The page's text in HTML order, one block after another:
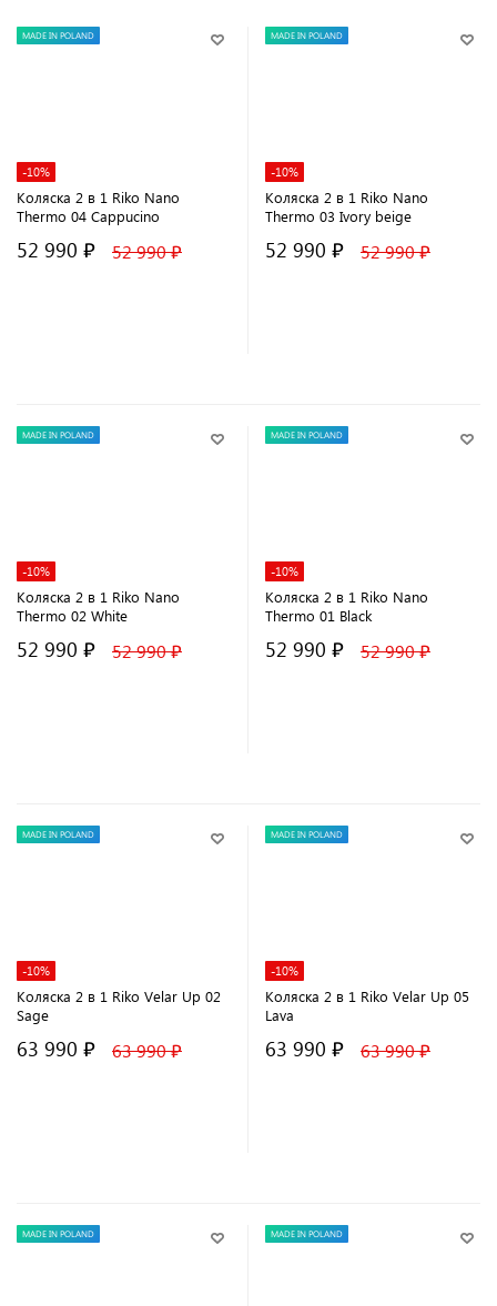
MADE IN POLAND
-10%
Коляска 2 в 1 Riko Nano
Thermo 04 Cappucino
52 990 ₽ 52 990 ₽
MADE IN POLAND
-10%
Коляска 2 в 1 Riko Nano
Thermo 03 Ivory beige
52 990 ₽ 52 990 ₽
MADE IN POLAND
-10%
Коляска 2 в 1 Riko Nano
Thermo 02 White
52 990 ₽ 52 990 ₽
MADE IN POLAND
-10%
Коляска 2 в 1 Riko Nano
Thermo 01 Black
52 990 ₽ 52 990 ₽
MADE IN POLAND
-10%
Коляска 2 в 1 Riko Velar Up 02
Sage
63 990 ₽ 63 990 ₽
MADE IN POLAND
-10%
Коляска 2 в 1 Riko Velar Up 05
Lava
63 990 ₽ 63 990 ₽
MADE IN POLAND MADE IN POLAND